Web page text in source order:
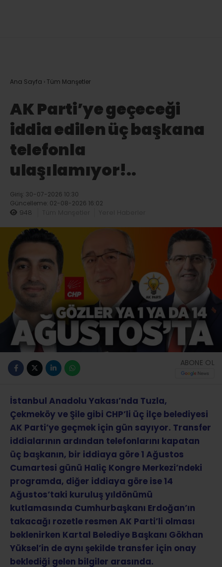
Ana Sayfa › Tüm Manşetler
AK Parti’ye geçeceği
iddia edilen üç başkana
telefonla
ulaşılamıyor!..
Giriş: 30-07-2026 10:30
Güncelleme: 02-08-2026 16:02
948 Tüm Manşetler
ABONE OL
İstanbul Anadolu Yakası’nda Tuzla,
Çekmeköy ve Şile gibi CHP’li üç ilçe belediyesi
AK Parti’ye geçmek için gün sayıyor. Transfer
iddialarının ardından telefonlarını kapatan
üç başkanın, bir iddiaya göre 1 Ağustos
Cumartesi günü Haliç Kongre Merkezi’ndeki
programda, diğer iddiaya göre ise 14
Ağustos’taki kuruluş yıldönümü
kutlamasında Cumhurbaşkanı Erdoğan’ın
takacağı rozetle resmen AK Parti’li olması
beklenirken Kartal Belediye Başkanı Gökhan
Yüksel’in de aynı şekilde transfer için onay
beklediği gelen bilgiler arasında.